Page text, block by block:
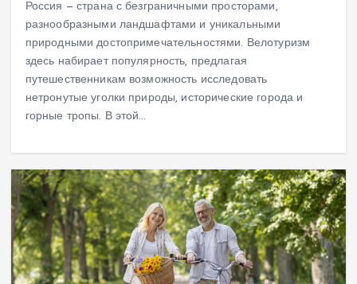
Россия — страна с безграничными просторами,
разнообразными ландшафтами и уникальными
природными достопримечательностями. Велотуризм
здесь набирает популярность, предлагая
путешественникам возможность исследовать
нетронутые уголки природы, исторические города и
горные тропы. В этой…